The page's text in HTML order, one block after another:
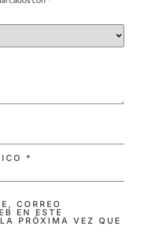
*
CORREO
EN ESTE
PRÓXIMA VEZ QUE